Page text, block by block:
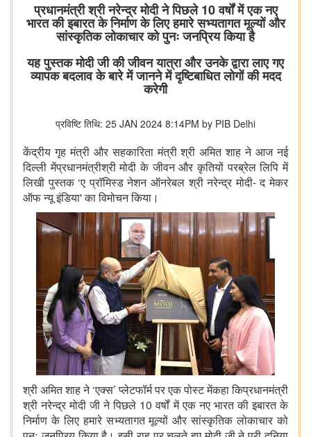
प्रधानमंत्री श्री नरेन्द्र मोदी ने पिछले 10 वर्षों में एक नए
भारत की इबारत के निर्माण के लिए हमारे सभ्यतागत मूल्यों और
सांस्कृतिक लोकाचार को पुनः जनप्रिय किया है
यह पुस्तक मोदी जी की जीवन यात्रा और उनके द्वारा लाए गए
व्‍यापक बदलाव के बारे में जानने में दृष्टिबाधित लोगों की मदद
करेगी
प्रविष्टि तिथि: 25 JAN 2024 8:14PM by PIB Delhi
केंद्रीय गृह मंत्री और सहकारिता मंत्री श्री अमित शाह ने आज नई
दिल्ली मेंप्रधानमंत्रीश्री मोदी के जीवन और कृतियों परब्रेल लिपि में
लिखी पुस्तक ‘ए प्रॉमिस्ड नेशन ऑनरेबल श्री नरेन्‍द्र मोदी- द मेकर
ऑफ न्यू इंडिया'का विमोचन किया।
श्री अमित शाह ने‘एक्स’प्लेटफॉर्म पर एक पोस्ट मेंकहा किप्रधानमंत्री
श्री नरेन्‍द्र मोदी जी ने पिछले 10 वर्षों में एक नए भारत की इबारत के
निर्माण के लिए हमारे सभ्यतागत मूल्यों और सांस्कृतिक लोकाचार को